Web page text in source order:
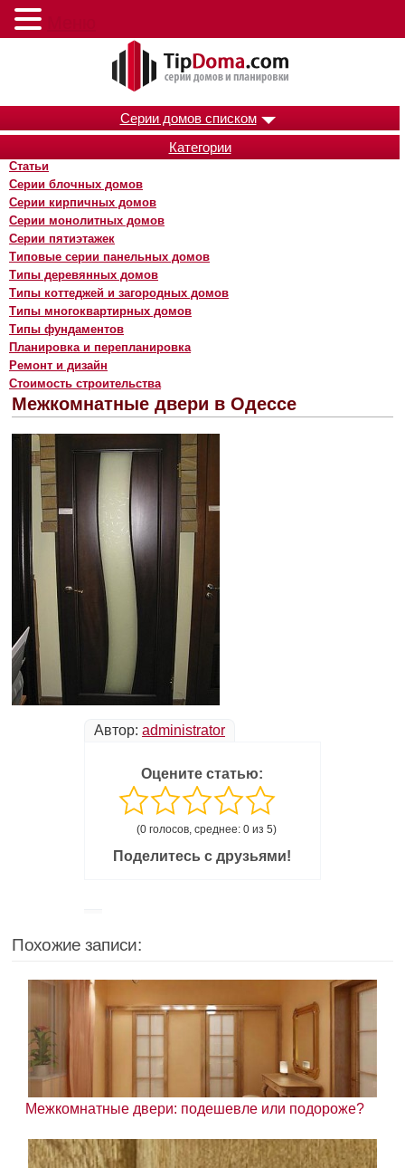
Серии домов списком
Категории
Статьи
Серии блочных домов
Серии кирпичных домов
Серии монолитных домов
Серии пятиэтажек
Типовые серии панельных домов
Типы деревянных домов
Типы коттеджей и загородных домов
Типы многоквартирных домов
Типы фундаментов
Планировка и перепланировка
Ремонт и дизайн
Стоимость строительства
Межкомнатные двери в Одессе
Автор: administrator
Оцените статью:
(0 голосов, среднее: 0 из 5)
Поделитесь с друзьями!
Похожие записи:
Межкомнатные двери: подешевле или подороже?